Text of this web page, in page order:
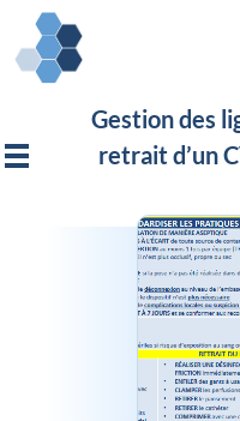
Gestion des
retrait d’un